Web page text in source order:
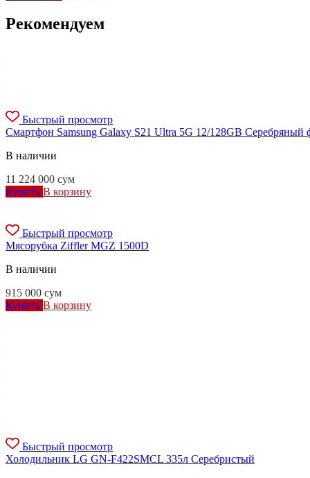
Рекомендуем
Быстрый просмотр
Смартфон Samsung Galaxy S21 Ultra 5G 12/128GB Серебряный
В наличии
11 224 000 сум
Купить В корзину
Быстрый просмотр
Мясорубка Ziffler MGZ 1500D
В наличии
915 000 сум
Купить В корзину
Быстрый просмотр
Холодильник LG GN-F422SMCL 335л Серебристый